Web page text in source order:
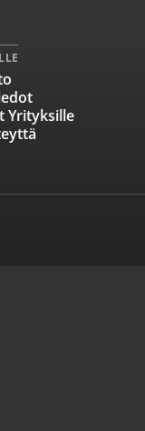
Yrityksille